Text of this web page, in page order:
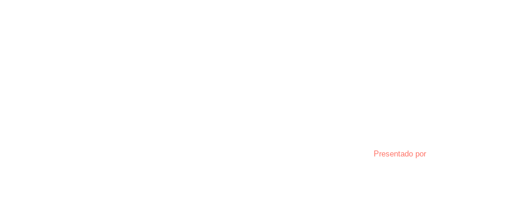
Presentado por